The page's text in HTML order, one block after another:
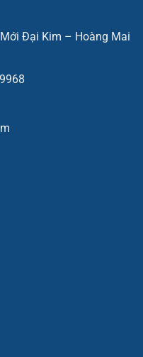
Đại Kim – Hoàng Mai